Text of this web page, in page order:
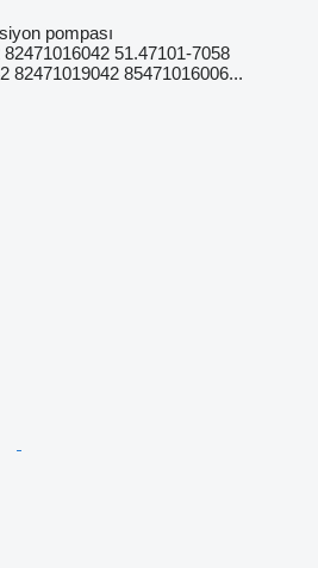
pompası
51.47101-7058
82471019042 85471016006...